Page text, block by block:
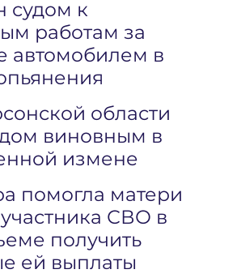
судом к
работам за
автомобилем в
области
виновным в
измене
помогла матери
СВО в
получить
ей выплаты